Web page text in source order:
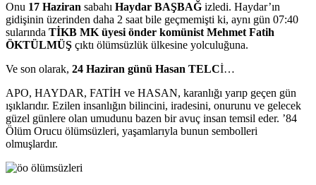
Onu 17 Haziran sabahı Haydar BAŞBAĞ izledi. Haydar’ın
gidişinin üzerinden daha 2 saat bile geçmemişti ki, aynı gün 07:40
sularında TİKB MK üyesi önder komünist Mehmet Fatih
ÖKTÜLMÜŞ çıktı ölümsüzlük ülkesine yolculuğuna.
Ve son olarak, 24 Haziran günü Hasan TELCİ…
APO, HAYDAR, FATİH ve HASAN, karanlığı yarıp geçen gün
ışıklarıdır. Ezilen insanlığın bilincini, iradesini, onurunu ve gelecek
güzel günlere olan umudunu bazen bir avuç insan temsil eder. ’84
Ölüm Orucu ölümsüzleri, yaşamlarıyla bunun sembolleri
olmuşlardır.